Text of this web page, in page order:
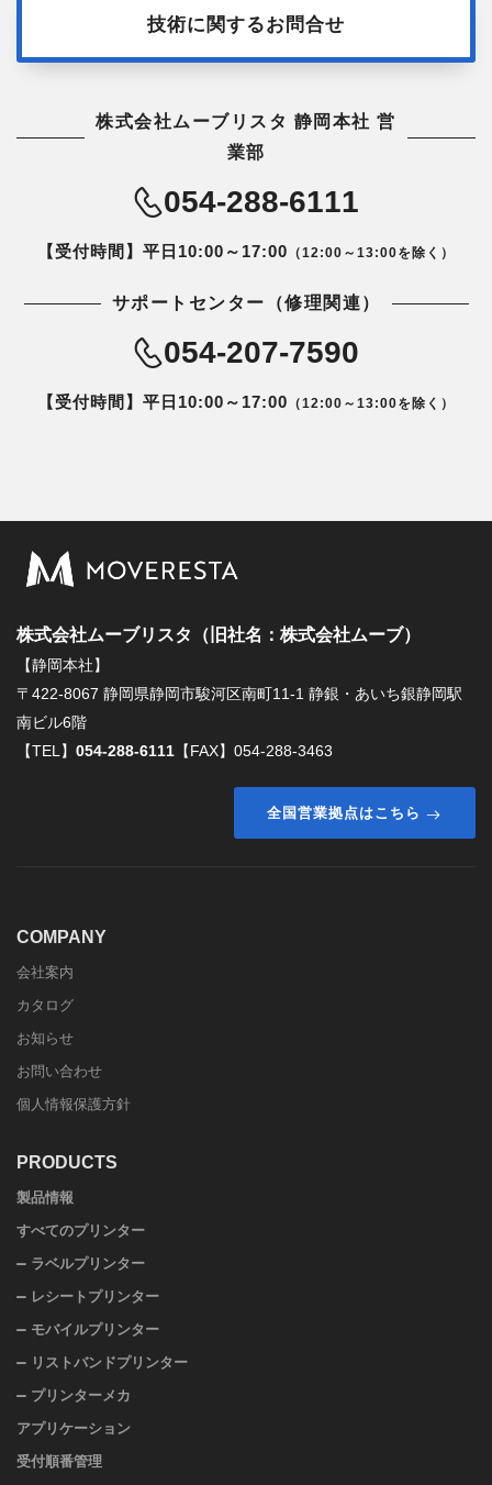
技術に関するお問合せ
株式会社ムーブリスタ 静岡本社 営
業部
054-288-6111
【受付時間】平日10:00～17:00 （12:00～13:00を除く）
サポートセンター（修理関連）
054-207-7590
【受付時間】平日10:00～17:00 （12:00～13:00を除く）
株式会社ムーブリスタ（旧社名：株式会社ムーブ）
【静岡本社】
〒422-8067 静岡県静岡市駿河区南町11-1 静銀・あいち銀静岡駅
南ビル6階
【TEL】 054-288-6111 【FAX】054-288-3463
全国営業拠点はこちら
COMPANY
会社案内
カタログ
お知らせ
お問い合わせ
個人情報保護方針
PRODUCTS
製品情報
すべてのプリンター
ラベルプリンター
レシートプリンター
モバイルプリンター
リストバンドプリンター
プリンターメカ
アプリケーション
受付順番管理